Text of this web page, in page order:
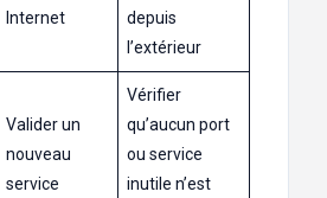
Internet
depuis
l’extérieur
Valider un
nouveau
service
Vérifier
qu’aucun port
ou service
inutile n’est